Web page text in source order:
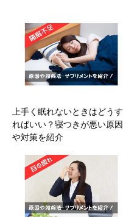
上手く眠れないときはどうす
ればいい？寝つきが悪い原因
や対策を紹介